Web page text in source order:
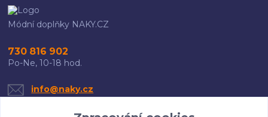
Módní doplňky NAKY.CZ
730 816 902
Po-Ne, 10-18 hod.
info@naky.cz